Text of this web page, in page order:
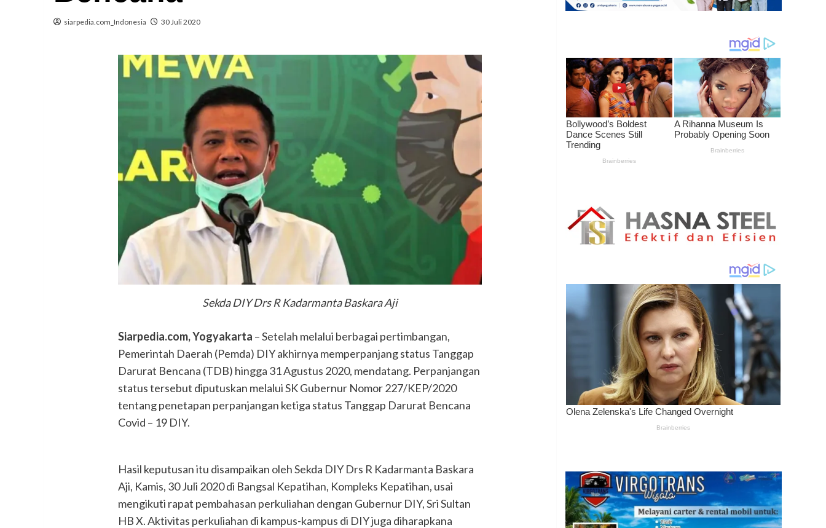
siarpedia.com_Indonesia 30 Juli 2020
Sekda DIY Drs R Kadarmanta Baskara Aji
Siarpedia.com, Yogyakarta – Setelah melalui berbagai pertimbangan,
Pemerintah Daerah (Pemda) DIY akhirnya memperpanjang status Tanggap
Darurat Bencana (TDB) hingga 31 Agustus 2020, mendatang. Perpanjangan
status tersebut diputuskan melalui SK Gubernur Nomor 227/KEP/2020
tentang penetapan perpanjangan ketiga status Tanggap Darurat Bencana
Covid – 19 DIY.
Hasil keputusan itu disampaikan oleh Sekda DIY Drs R Kadarmanta Baskara
Aji, Kamis, 30 Juli 2020 di Bangsal Kepatihan, Kompleks Kepatihan, usai
mengikuti rapat pembahasan perkuliahan dengan Gubernur DIY, Sri Sultan
HB X. Aktivitas perkuliahan di kampus-kampus di DIY juga diharapkana